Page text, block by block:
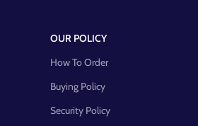
OUR POLICY
How To Order
Buying Policy
Security Policy